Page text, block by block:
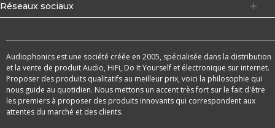
Réseaux sociaux
Audiophonics est une société créée en 2005, spécialisée dans la distribution
et la vente de produit Audio, HiFi, Do It Yourself et électronique sur internet.
Proposer des produits qualitatifs au meilleur prix, voici la philosophie qui
nous guide au quotidien. Nous mettons un accent très fort sur le fait d'être
les premiers à proposer des produits innovants qui correspondent aux
attentes du marché et des clients.